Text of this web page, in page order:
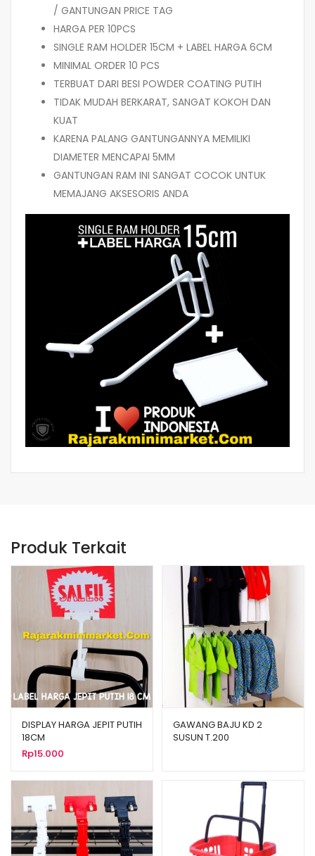
/ GANTUNGAN PRICE TAG
HARGA PER 10PCS
SINGLE RAM HOLDER 15CM + LABEL HARGA 6CM
MINIMAL ORDER 10 PCS
TERBUAT DARI BESI POWDER COATING PUTIH
TIDAK MUDAH BERKARAT, SANGAT KOKOH DAN
KUAT
KARENA PALANG GANTUNGANNYA MEMILIKI
DIAMETER MENCAPAI 5MM
GANTUNGAN RAM INI SANGAT COCOK UNTUK
MEMAJANG AKSESORIS ANDA
Produk Terkait
DISPLAY HARGA JEPIT PUTIH
18CM
Rp15.000
GAWANG BAJU KD 2
SUSUN T.200